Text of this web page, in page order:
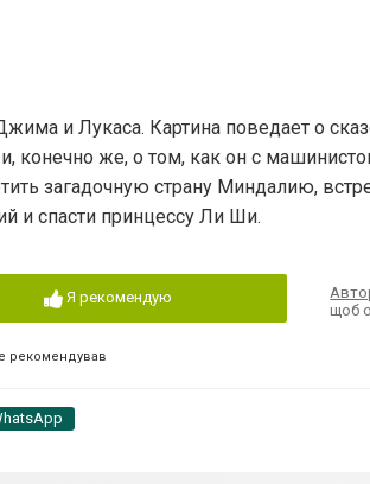
и Лукаса. Картина поведает о
конечно же, о том, как он с
загадочную страну Миндалию,
и спасти принцессу Ли Ши.
Я рекомендую
рекомендував
щоб